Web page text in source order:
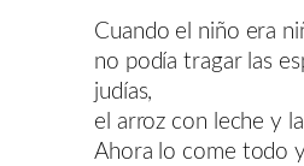
Cuando el niño era
no podía tragar las
judías,
el arroz con leche y
Ahora lo come todo